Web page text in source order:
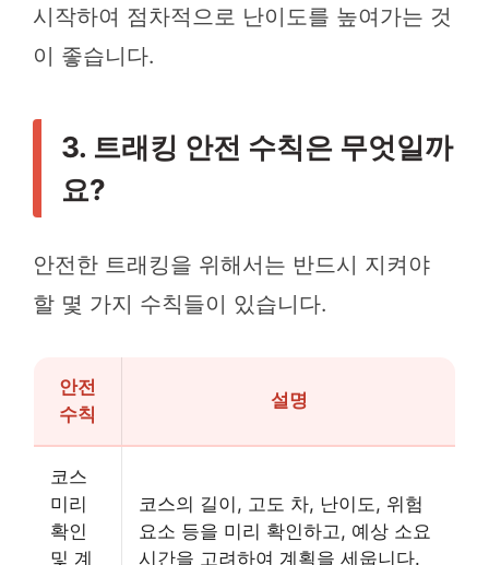
시작하여 점차적으로 난이도를 높여가는 것
이 좋습니다.
3. 트래킹 안전 수칙은 무엇일까
요?
안전한 트래킹을 위해서는 반드시 지켜야
할 몇 가지 수칙들이 있습니다.
안전
수칙
설명
코스
미리
확인
및 계
코스의 길이, 고도 차, 난이도, 위험
요소 등을 미리 확인하고, 예상 소요
시간을 고려하여 계획을 세웁니다.